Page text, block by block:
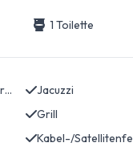
1 Toilette
Solarenergie/Wassererwärmung
Jacuzzi
Grill